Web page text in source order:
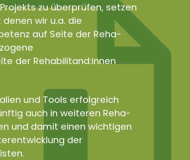
zu überprüfen, setzen
wir u.a. die
auf Seite der Reha-
der Rehabilitand:innen
und Tools erfolgreich
auch in weiteren Reha-
und damit einen wichtigen
der